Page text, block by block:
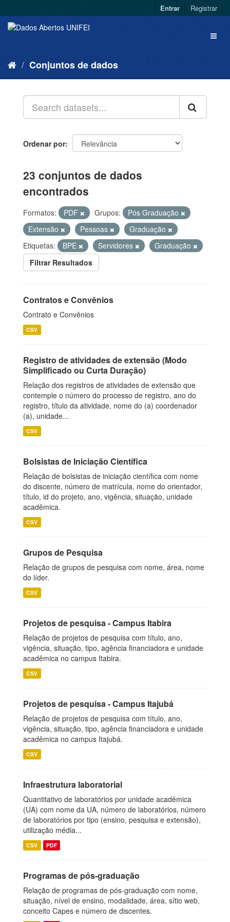
Entrar Registrar
Conjuntos de dados
Ordenar por
23 conjuntos de dados
encontrados
Formatos: PDF Grupos:
Pós Graduação
Extensão
Pessoas
Graduação
Etiquetas:
BPE Servidores
Graduação
Filtrar Resultados
Contratos e Convênios
Contrato e Convênios
CSV
Registro de atividades de extensão (Modo
Simplificado ou Curta Duração)
Relação dos registros de atividades de extensão que
contemple o número do processo de registro, ano do
registro, título da atividade, nome do (a) coordenador
(a), unidade...
CSV
Bolsistas de Iniciação Científica
Relação de bolsistas de iniciação científica com nome
do discente, número de matrícula, nome do orientador,
título, id do projeto, ano, vigência, situação, unidade
acadêmica.
CSV
Grupos de Pesquisa
Relação de grupos de pesquisa com nome, área, nome
do líder.
CSV
Projetos de pesquisa - Campus Itabira
Relação de projetos de pesquisa com título, ano,
vigência, situação, tipo, agência financiadora e unidade
acadêmica no campus Itabira.
CSV
Projetos de pesquisa - Campus Itajubá
Relação de projetos de pesquisa com título, ano,
vigência, situação, tipo, agência financiadora e unidade
acadêmica no campus Itajubá.
CSV
Infraestrutura laboratorial
Quantitativo de laboratórios por unidade acadêmica
(UA) com nome da UA, número de laboratórios, número
de laboratórios por tipo (ensino, pesquisa e extensão),
utilização média...
CSV PDF
Programas de pós-graduação
Relação de programas de pós-graduação com nome,
situação, nível de ensino, modalidade, área, sítio web,
conceito Capes e número de discentes.